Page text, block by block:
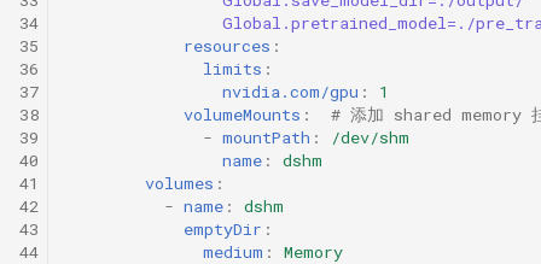
34
35
36
37
38
39
40
41
42
43
44
Global.pretrained_model=./
resources :
limits :
nvidia.com/gpu :
1
volumeMounts :
# 添加 shared memory
- mountPath :
/dev/shm
name :
dshm
volumes :
- name :
dshm
emptyDir :
medium : Memory